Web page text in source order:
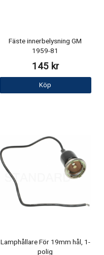
Fäste innerbelysning GM
1959-81
145 kr
Köp
Lamphållare För 19mm hål, 1-
polig